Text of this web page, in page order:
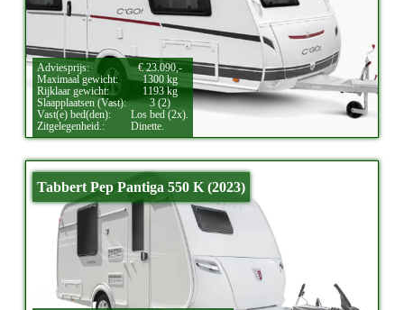
Adviesprijs:
€ 23.090,-
Maximaal gewicht:
1300 kg
Rijklaar gewicht:
1193 kg
Slaapplaatsen (Vast):
3 (2)
Vast(e) bed(den):
Los bed (2x).
Zitgelegenheid.:
Dinette.
Tabbert Pep Pantiga 550 K (2023)